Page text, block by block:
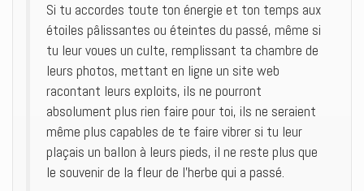
Si tu accordes toute ton énergie et ton temps aux
étoiles pâlissantes ou éteintes du passé, même si
tu leur voues un culte, remplissant ta chambre de
leurs photos, mettant en ligne un site web
racontant leurs exploits, ils ne pourront
absolument plus rien faire pour toi, ils ne seraient
même plus capables de te faire vibrer si tu leur
plaçais un ballon à leurs pieds, il ne reste plus que
le souvenir de la fleur de l’herbe qui a passé.